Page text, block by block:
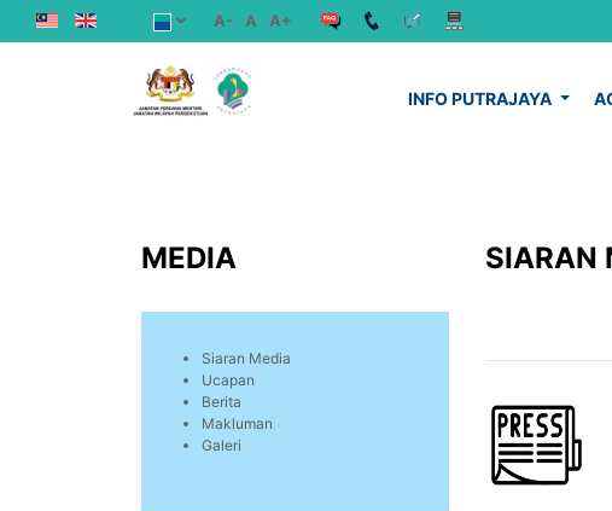
A- A A+
INFO PUTRAJAYA
MEDIA
Siaran Media
Ucapan
Berita
Makluman
Galeri
SIARAN